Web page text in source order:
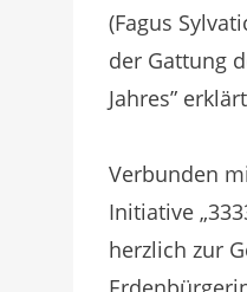
(Fagus
der Gattung
Jahres”
Verbunden
Initiative
herzlich zur